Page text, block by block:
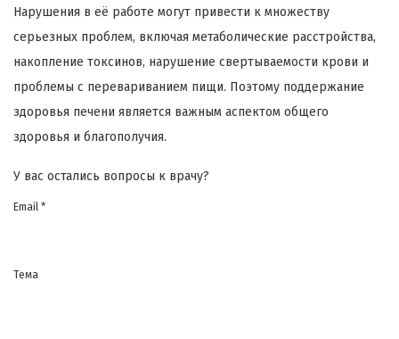
Нарушения в её работе могут привести к множеству
серьезных проблем, включая метаболические расстройства,
накопление токсинов, нарушение свертываемости крови и
проблемы с перевариванием пищи. Поэтому поддержание
здоровья печени является важным аспектом общего
здоровья и благополучия.
У вас остались вопросы к врачу?
Email *
Тема